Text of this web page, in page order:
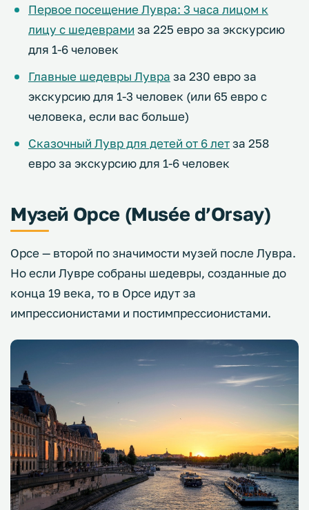
Первое посещение Лувра: 3 часа лицом к
лицу с шедеврами за 225 евро за экскурсию
для 1-6 человек
Главные шедевры Лувра за 230 евро за
экскурсию для 1-3 человек (или 65 евро с
человека, если вас больше)
Сказочный Лувр для детей от 6 летза 258
евро за экскурсию для 1-6 человек
Музей Орсе (Musée d’Orsay)
Орсе — второй по значимости музей после Лувра.
Но если Лувре собраны шедевры, созданные до
конца 19 века, то в Орсе идут за
импрессионистами и постимпрессионистами.